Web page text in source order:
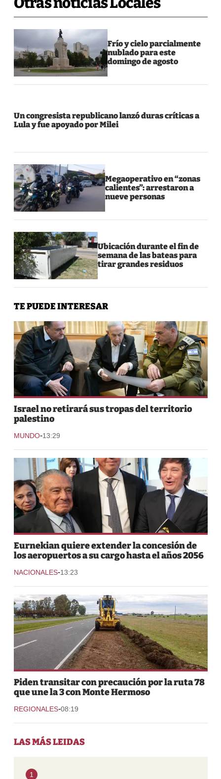
Frío y cielo parcialmente
nublado para este
domingo de agosto
Un congresista republicano lanzó duras críticas a
Lula y fue apoyado por Milei
Megaoperativo en “zonas
calientes”: arrestaron a
nueve personas
Ubicación durante el fin de
semana de las bateas para
tirar grandes residuos
TE PUEDE INTERESAR
Israel no retirará sus tropas del territorio
palestino
MUNDO-13:29
Eurnekian quiere extender la concesión de
los aeropuertos a su cargo hasta el años 2056
NACIONALES-13:23
Piden transitar con precaución por la ruta 78
que une la 3 con Monte Hermoso
REGIONALES-08:19
LAS MÁS LEIDAS
1